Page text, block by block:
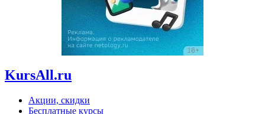
KursAll.ru
Акции, скидки
Бесплатные курсы